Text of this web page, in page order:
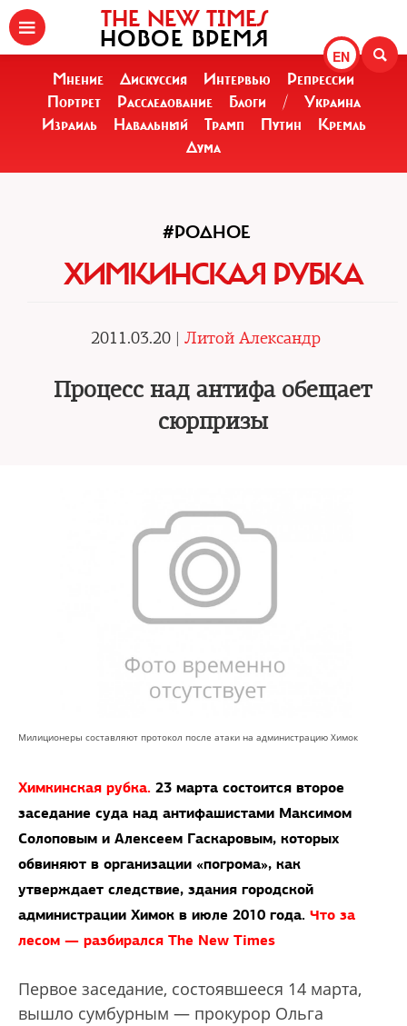
EN
THE NEW TIMES
НОВОЕ ВРЕМЯ
Мнение Дискуссия Интервью
Репрессии
Портрет
Расследование Блоги /
Украина
Израиль
Навальный Трамп Путин
Кремль
Дума
#РОДНОЕ
ХИМКИНСКАЯ РУБКА
2011.03.20 | Литой Александр
Процесс над антифа обещает
сюрпризы
Милиционеры составляют протокол после атаки на администрацию Химок
Химкинская рубка. 23 марта состоится второе
заседание суда над антифашистами Максимом
Солоповым и Алексеем Гаскаровым, которых
обвиняют в организации «погрома», как
утверждает следствие, здания городской
администрации Химок в июле 2010 года. Что за
лесом — разбирался The New Times
Первое заседание, состоявшееся 14 марта,
вышло сумбурным — прокурор Ольга